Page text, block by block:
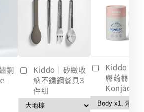
鋼
Kiddo｜矽緻收
納不鏽鋼餐具3
件組
Kiddo｜
膚蒟蒻海綿
Konjac